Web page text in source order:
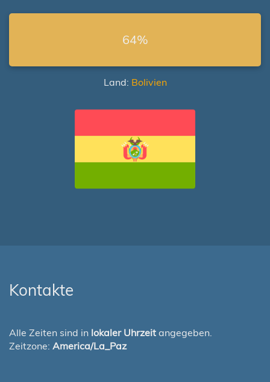
64%
Land: Bolivien
Kontakte
Alle Zeiten sind in lokaler Uhrzeit angegeben.
Zeitzone: America/La_Paz